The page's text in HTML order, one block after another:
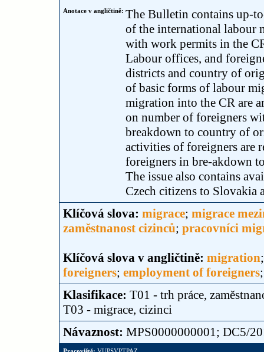
Anotace v angličtině: The Bulletin contains up-
of the international labour
with work permits in the
Labour offices, and
districts and country of
of basic forms of labour
migration into the CR are
on number of foreigners
breakdown to country of
activities of foreigners are
foreigners in bre-akdown
The issue also contains
Czech citizens to Slovakia
Klíčová slova: migrace; migrace
zaměstnanost cizinců; pracovníci
Klíčová slova v angličtině: migration
foreigners; employment of foreigners
Klasifikace: T01 - trh práce,
T03 - migrace, cizinci
Návaznost: MPS0000000001; DC5/